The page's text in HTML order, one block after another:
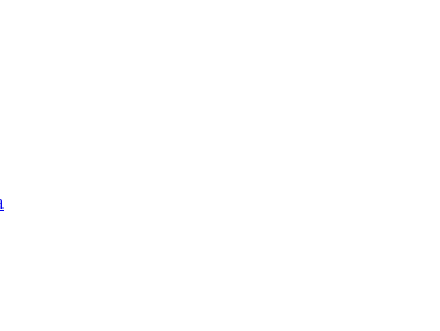
náš trh práce​ pre zaujímavé pozície na Slovensku.​